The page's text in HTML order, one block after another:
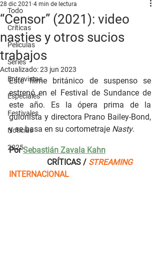
Todo
Críticas
Películas
Series
Entrevistas
Especiales
Festivales
Noticias
2025
“Censor” (2021): video
nasties y otros sucios
trabajos
28 dic 2021 4 min de lectura
Actualizado:23 jun 2023
Este filme británico de suspenso se
estrenó en el Festival de Sundance de
este año. Es la ópera prima de la
guionista y directora Prano Bailey-Bond,
y se basa en su cortometraje Nasty.
Por Sebastián Zavala Kahn
CRÍTICAS / STREAMING
INTERNACIONAL